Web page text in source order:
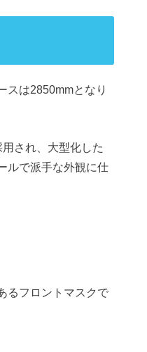
スは2850mmとなり
され、大型化した
ルで派手な外観に仕
るフロントマスクで